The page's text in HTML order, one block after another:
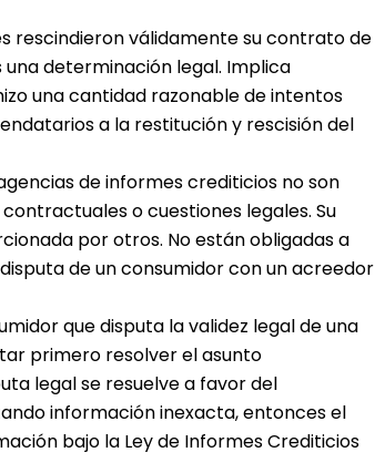
rescindieron válidamente su contrato de
una determinación legal. Implica
una cantidad razonable de intentos
a la restitución y rescisión del
de informes crediticios no son
o cuestiones legales. Su
por otros. No están obligadas a
de un consumidor con un acreedor
que disputa la validez legal de una
primero resolver el asunto
legal se resuelve a favor del
información inexacta, entonces el
bajo la Ley de Informes Crediticios